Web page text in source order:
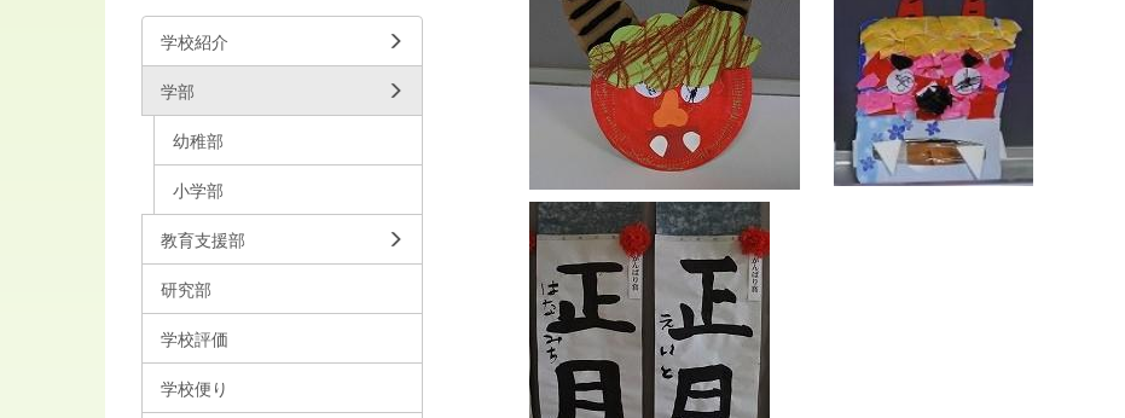
学校紹介
学部
幼稚部
小学部
教育支援部
研究部
学校評価
学校便り